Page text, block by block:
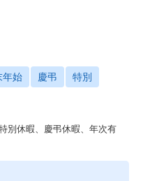
年始 慶弔 特別
別休暇、慶弔休暇、年次有